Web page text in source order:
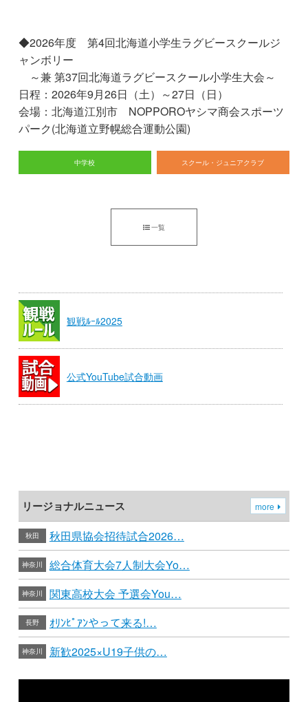
◆2026年度 第4回北海道小学生ラグビースクールジ
ャンボリー
～兼 第37回北海道ラグビースクール小学生大会～
日程：2026年9月26日（土）～27日（日）
会場：北海道江別市 NOPPOROヤシマ商会スポーツ
パーク(北海道立野幌総合運動公園)
中学校 スクール・ジュニアクラブ
一覧
観戦ﾙｰﾙ2025
公式YouTube試合動画
リージョナルニュース more
秋田 秋田県協会招待試合2026…
神奈川 総合体育大会7人制大会Yo…
神奈川 関東高校大会 予選会You…
長野 ｵﾘﾝﾋﾟｱﾝやって来る!…
神奈川 新歓2025×U19子供の…